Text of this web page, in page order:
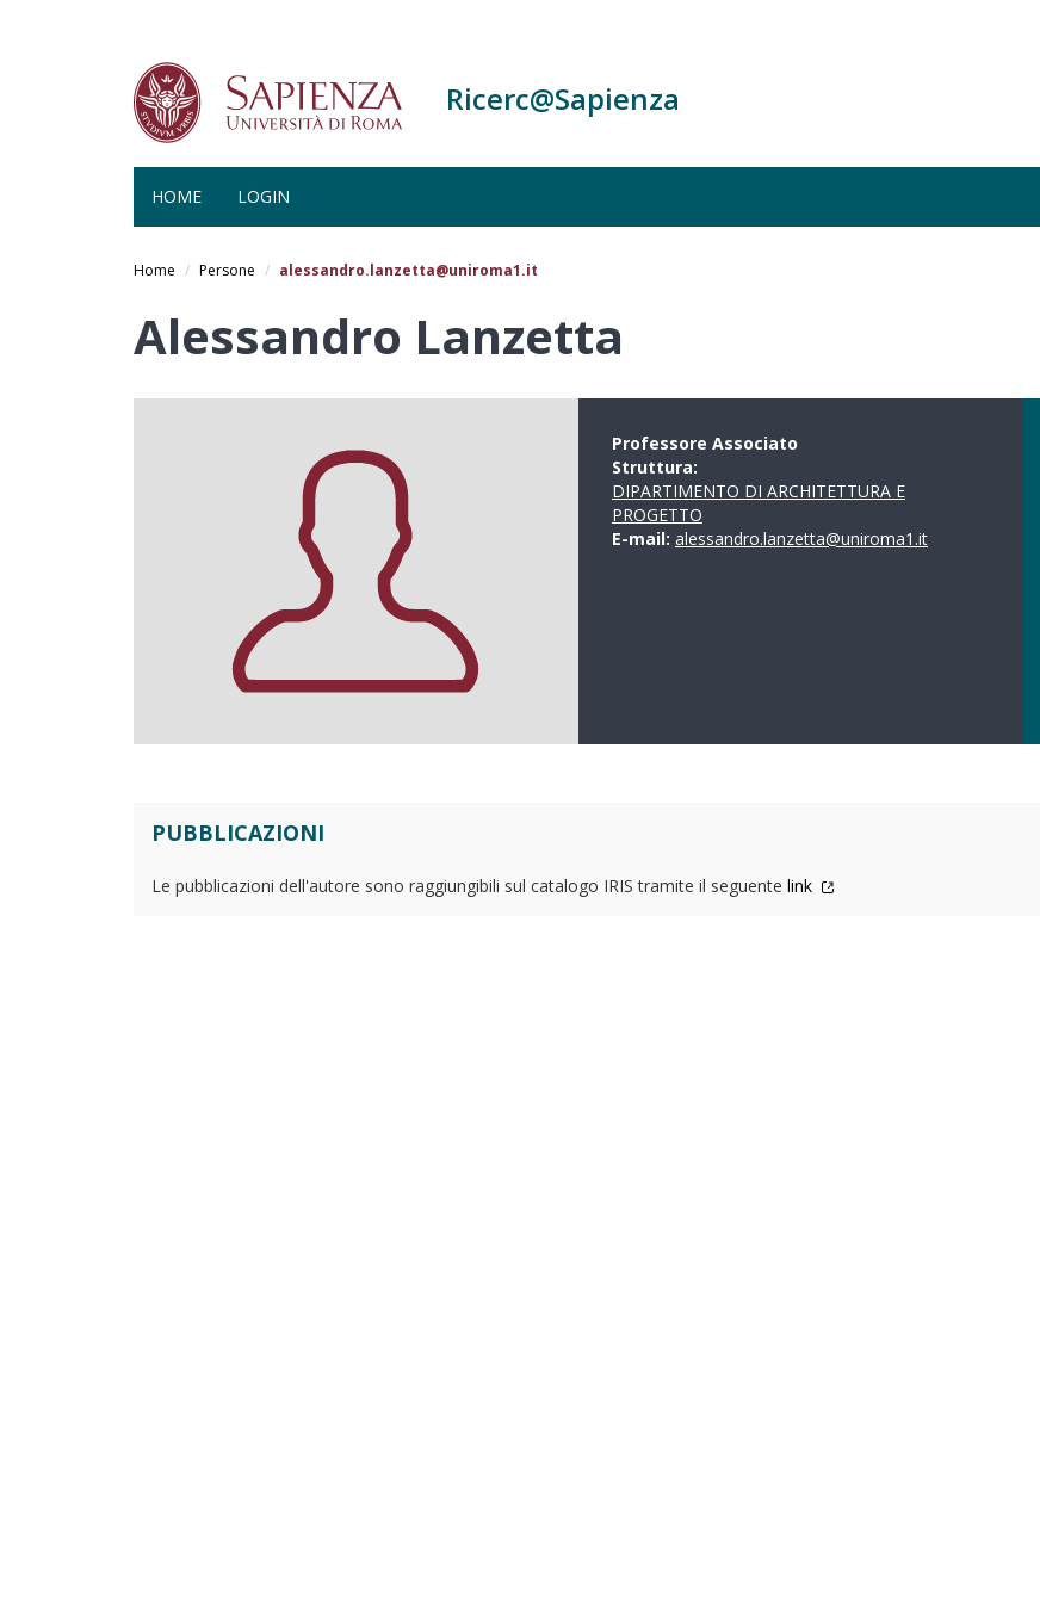
Ricerc@Sapienza
HOME LOGIN
Home Persone alessandro.lanzetta@uniroma1.it
Alessandro Lanzetta
Professore Associato
Struttura:
DIPARTIMENTO DI ARCHITETTURA E
PROGETTO
E-mail: alessandro.lanzetta@uniroma1.it
PUBBLICAZIONI
Le pubblicazioni dell'autore sono raggiungibili sul catalogo IRIS tramite il seguente link